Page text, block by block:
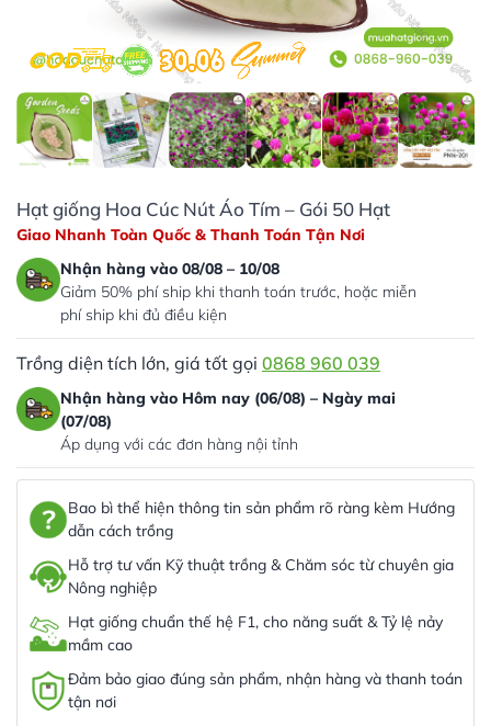
Hạt giống Hoa Cúc Nút Áo Tím – Gói 50 Hạt
Giao Nhanh Toàn Quốc & Thanh Toán Tận Nơi
Nhận hàng vào 08/08 – 10/08
Giảm 50% phí ship khi thanh toán trước, hoặc miễn
phí ship khi đủ điều kiện
Trồng diện tích lớn, giá tốt gọi 0868 960 039
Nhận hàng vào Hôm nay (06/08) – Ngày mai
(07/08)
Áp dụng với các đơn hàng nội tỉnh
Bao bì thể hiện thông tin sản phẩm rõ ràng kèm Hướng
dẫn cách trồng
Hỗ trợ tư vấn Kỹ thuật trồng & Chăm sóc từ chuyên gia
Nông nghiệp
Hạt giống chuẩn thế hệ F1, cho năng suất & Tỷ lệ nảy
mầm cao
Đảm bảo giao đúng sản phẩm, nhận hàng và thanh toán
tận nơi